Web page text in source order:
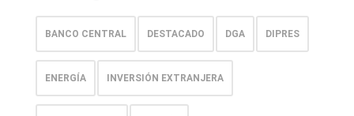
BANCO CENTRAL DESTACADO DGA DIPRES
ENERGÍA INVERSIÓN EXTRANJERA